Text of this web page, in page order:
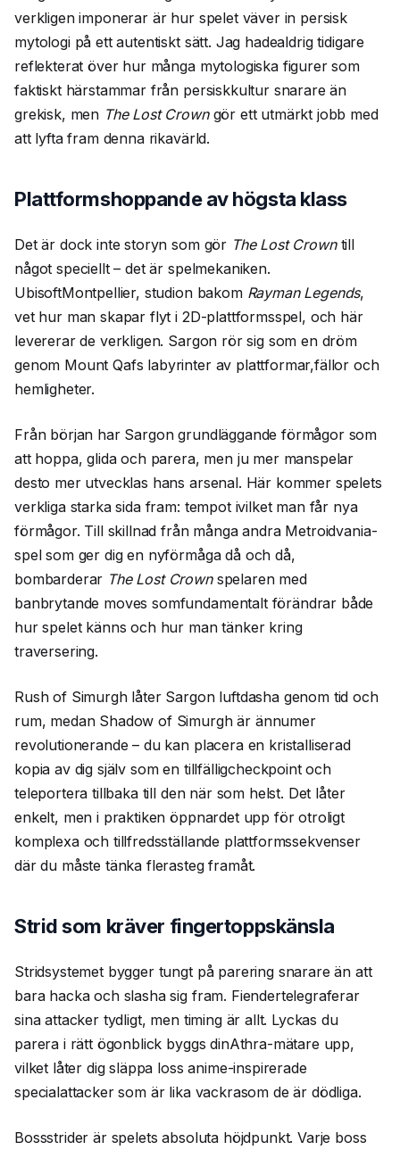
verkligen imponerar är hur spelet väver in persisk
mytologi på ett autentiskt sätt. Jag hadealdrig tidigare
reflekterat över hur många mytologiska figurer som
faktiskt härstammar från persiskkultur snarare än
grekisk, men The Lost Crown gör ett utmärkt jobb med
att lyfta fram denna rikavärld.
Plattformshoppande av högsta klass
Det är dock inte storyn som gör The Lost Crown till
något speciellt – det är spelmekaniken.
UbisoftMontpellier, studion bakom Rayman Legends,
vet hur man skapar flyt i 2D-plattformsspel, och här
levererar de verkligen. Sargon rör sig som en dröm
genom Mount Qafs labyrinter av plattformar,fällor och
hemligheter.
Från början har Sargon grundläggande förmågor som
att hoppa, glida och parera, men ju mer manspelar
desto mer utvecklas hans arsenal. Här kommer spelets
verkliga starka sida fram: tempot ivilket man får nya
förmågor. Till skillnad från många andra Metroidvania-
spel som ger dig en nyförmåga då och då,
bombarderar The Lost Crown spelaren med
banbrytande moves somfundamentalt förändrar både
hur spelet känns och hur man tänker kring
traversering.
Rush of Simurgh låter Sargon luftdasha genom tid och
rum, medan Shadow of Simurgh är ännumer
revolutionerande – du kan placera en kristalliserad
kopia av dig själv som en tillfälligcheckpoint och
teleportera tillbaka till den när som helst. Det låter
enkelt, men i praktiken öppnardet upp för otroligt
komplexa och tillfredsställande plattformssekvenser
där du måste tänka flerasteg framåt.
Strid som kräver fingertoppskänsla
Stridsystemet bygger tungt på parering snarare än att
bara hacka och slasha sig fram. Fiendertelegraferar
sina attacker tydligt, men timing är allt. Lyckas du
parera i rätt ögonblick byggs dinAthra-mätare upp,
vilket låter dig släppa loss anime-inspirerade
specialattacker som är lika vackrasom de är dödliga.
Bossstrider är spelets absoluta höjdpunkt. Varje boss